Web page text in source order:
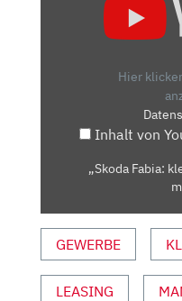
VON
YOUTUBE
Hier
Inhalt von
„Skoda Fabia:
GEWERBE
LEASING